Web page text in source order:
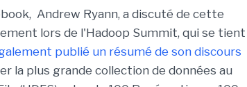
Andrew Ryann, a discuté de cette
lors de l'Hadoop Summit, qui se tient
publié un résumé de son discours
la plus grande collection de données au